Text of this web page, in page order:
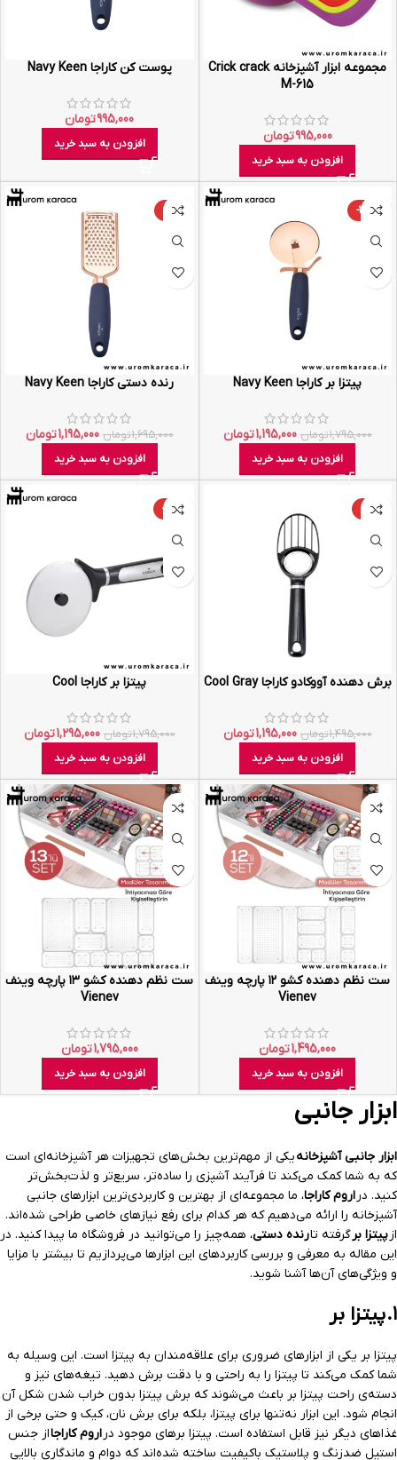
مجموعه ابزار آشپزخانه Crick crack
M-615
995,000تومان
افزودن به سبد خرید
پوست کن کاراجا Navy Keen
995,000تومان
افزودن به سبد خرید
-33%
پیتزا بر کاراجا Navy Keen
1,795,000تومان 1,195,000تومان
افزودن به سبد خرید
-29%
رنده دستی کاراجا Navy Keen
1,695,000تومان 1,195,000تومان
افزودن به سبد خرید
-20%
برش دهنده آووکادو کاراجا Cool Gray
1,495,000تومان 1,195,000تومان
افزودن به سبد خرید
-28%
پیتزا بر کاراجا Cool
1,795,000تومان 1,295,000تومان
افزودن به سبد خرید
ست نظم دهنده کشو ۱۲ پارچه وینف
Vienev
1,495,000تومان
افزودن به سبد خرید
ست نظم دهنده کشو ۱۳ پارچه وینف
Vienev
1,795,000تومان
افزودن به سبد خرید
ابزار جانبی
ابزار جانبی آشپزخانهیکی از مهم‌ترین بخش‌های تجهیزات هر آشپزخانه‌ای است
که به شما کمک می‌کند تا فرآیند آشپزی را ساده‌تر، سریع‌تر و لذت‌بخش‌تر
کنید. دراروم کاراجا، ما مجموعه‌ای از بهترین و کاربردی‌ترین ابزارهای جانبی
آشپزخانه را ارائه می‌دهیم که هر کدام برای رفع نیازهای خاصی طراحی شده‌اند.
ازپیتزا برگرفته تارنده دستی، همه‌چیز را می‌توانید در فروشگاه ما پیدا کنید. در
این مقاله به معرفی و بررسی کاربردهای این ابزارها می‌پردازیم تا بیشتر با مزایا
و ویژگی‌های آن‌ها آشنا شوید.
۱. پیتزا بر
پیتزا بر یکی از ابزارهای ضروری برای علاقه‌مندان به پیتزا است. این وسیله به
شما کمک می‌کند تا پیتزا را به راحتی و با دقت برش دهید. تیغه‌های تیز و
دسته‌ی راحت پیتزا بر باعث می‌شوند که برش پیتزا بدون خراب شدن شکل آن
انجام شود. این ابزار نه‌تنها برای پیتزا، بلکه برای برش نان، کیک و حتی برخی از
غذاهای دیگر نیز قابل استفاده است. پیتزا برهای موجود دراروم کاراجااز جنس
استیل ضدزنگ و پلاستیک باکیفیت ساخته شده‌اند که دوام و ماندگاری بالایی